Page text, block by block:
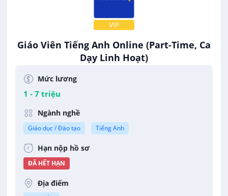
VIP
Giáo Viên Tiếng Anh Online (Part-Time, Ca
Dạy Linh Hoạt)
Mức lương
1 - 7 triệu
Ngành nghề
Giáo dục / Đào tạo Tiếng Anh
Hạn nộp hồ sơ
ĐÃ HẾT HẠN
Địa điểm